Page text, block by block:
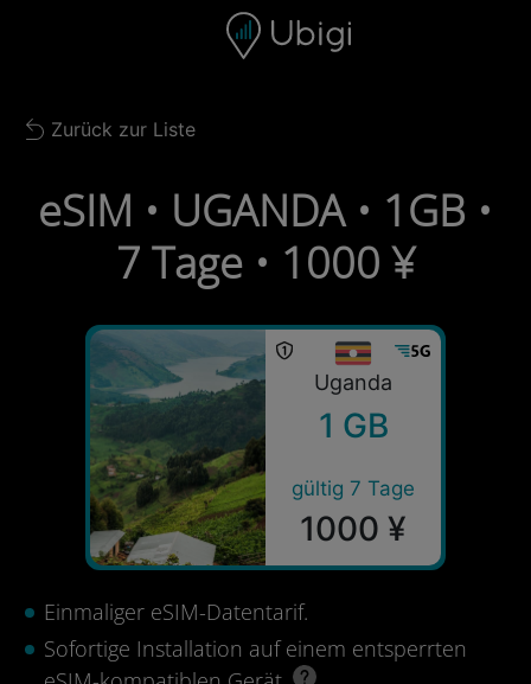
Navigationsleiste Fußzeile
Back to list
Zurück zur Liste
eSIM • UGANDA • 1GB •
7 Tage • 1000 ¥
Uganda
1 GB
gültig 7 Tage
1000 ¥
Einmaliger eSIM-Datentarif.
Sofortige Installation auf einem entsperrten